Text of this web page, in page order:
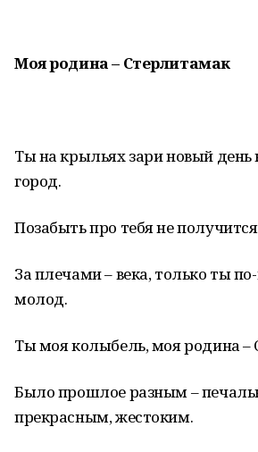
Моя родина – Стерлитамак
Ты на крыльях зари новый
город.
Позабыть про тебя не
За плечами – века, только ты
молод.
Ты моя колыбель, моя родина –
Было прошлое разным –
прекрасным, жестоким.